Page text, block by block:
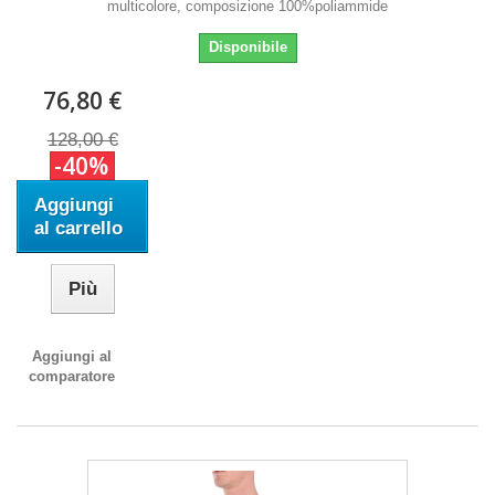
multicolore, composizione 100%poliammide
Disponibile
76,80 €
128,00 €
-40%
Aggiungi
al carrello
Più
Aggiungi al
comparatore